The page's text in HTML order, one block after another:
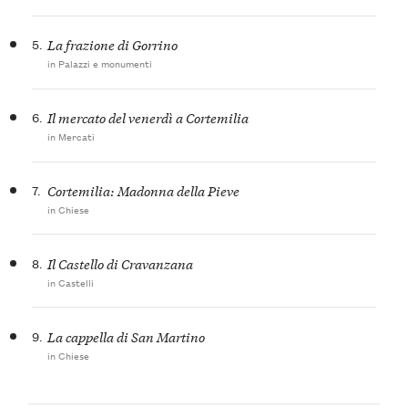
5. La frazione di Gorrino
in Palazzi e monumenti
6. Il mercato del venerdì a Cortemilia
in Mercati
7. Cortemilia: Madonna della Pieve
in Chiese
8. Il Castello di Cravanzana
in Castelli
9. La cappella di San Martino
in Chiese